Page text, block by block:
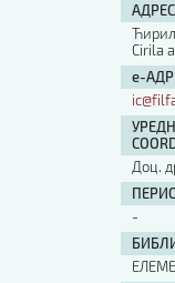
Cirila
е-
Доц.
-